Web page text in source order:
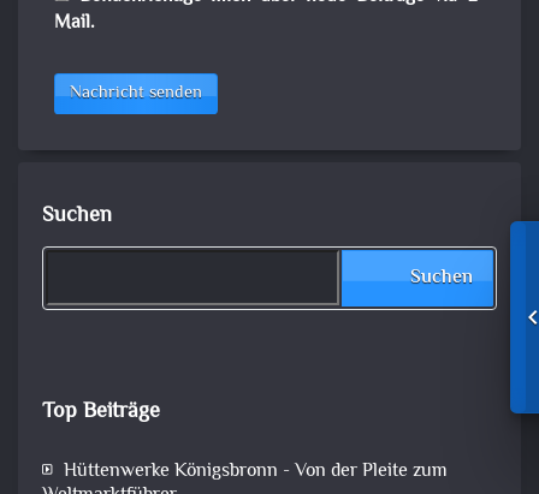
Mail.
Nachricht senden
Suchen
Suchen
Top Beiträge
Hüttenwerke Königsbronn - Von der Pleite zum